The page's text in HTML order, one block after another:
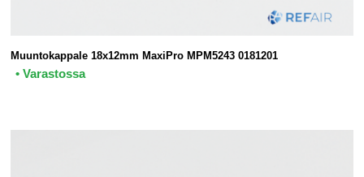
Muuntokappale 18x12mm MaxiPro MPM5243 0181201
• Varastossa